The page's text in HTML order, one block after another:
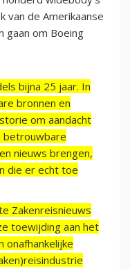
van de Amerikaanse
gaan om Boeing
bijna 25 jaar. In
bronnen en
om aandacht
betrouwbare
nieuws brengen,
die er echt toe
Zakenreisnieuws
toewijding aan het
onafhankelijke